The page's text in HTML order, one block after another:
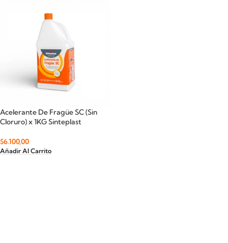
Acelerante De Fragüe SC (Sin
Cloruro) x 1KG Sinteplast
$6.100,00
Añadir Al Carrito